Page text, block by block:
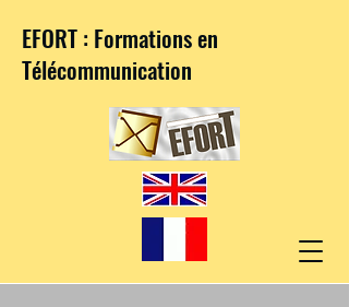
EFORT : Formations en
Télécommunication